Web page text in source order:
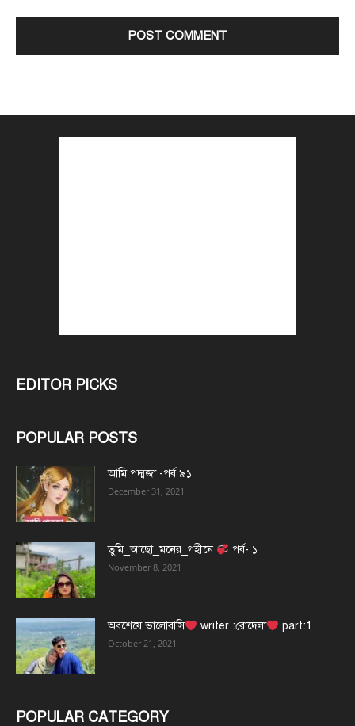
EDITOR PICKS
POPULAR POSTS
আমি পদ্মজা -পর্ব ৯১
December 31, 2021
তুমি_আছো_মনের_গহীনে পর্ব- ১
November 8, 2021
অবশেষে ভালোবাসি writer :রোদেলা part:1
October 21, 2021
POPULAR CATEGORY